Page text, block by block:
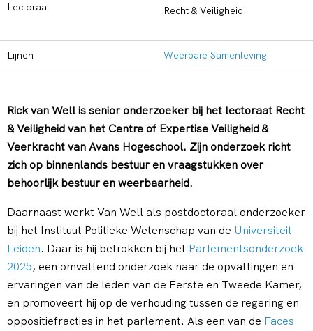
Lectoraat Recht & Veiligheid
Lijnen Weerbare Samenleving
Rick van Well is senior onderzoeker bij het lectoraat Recht
& Veiligheid van het Centre of Expertise Veiligheid &
Veerkracht van Avans Hogeschool. Zijn onderzoek richt
zich op binnenlands bestuur en vraagstukken over
behoorlijk bestuur en weerbaarheid.
Daarnaast werkt Van Well als postdoctoraal onderzoeker
bij het Instituut Politieke Wetenschap van de Universiteit
Leiden. Daar is hij betrokken bij het Parlementsonderzoek
2025, een omvattend onderzoek naar de opvattingen en
ervaringen van de leden van de Eerste en Tweede Kamer,
en promoveert hij op de verhouding tussen de regering en
oppositiefracties in het parlement. Als een van de Faces